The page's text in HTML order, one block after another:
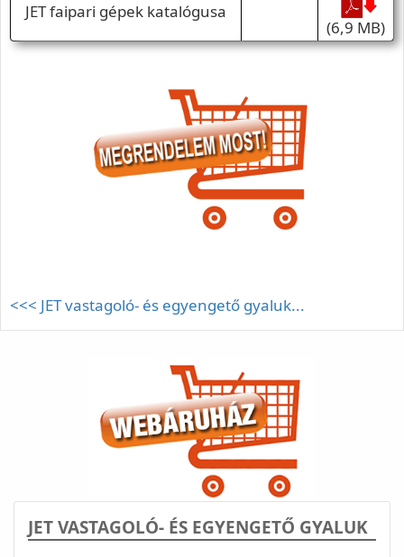
JET faipari gépek katalógusa
(6,9 MB)
<<< JET vastagoló- és egyengető gyaluk...
JET VASTAGOLÓ- ÉS EGYENGETŐ GYALUK